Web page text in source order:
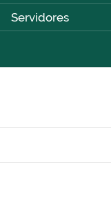
Servidores